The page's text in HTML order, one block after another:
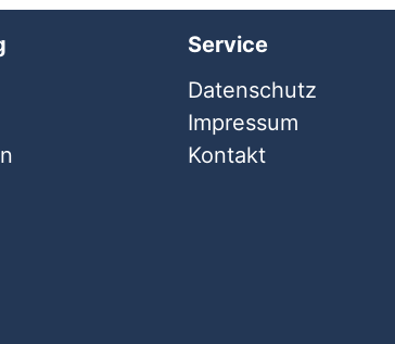
Service
Datenschutz
Impressum
Kontakt